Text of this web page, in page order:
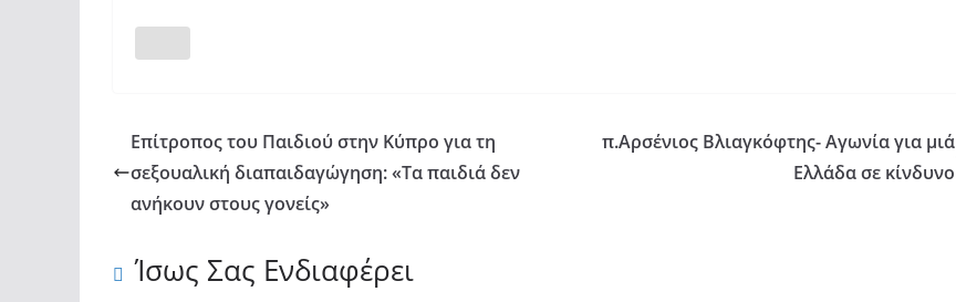
Eπίτροπος του Παιδιού στην Κύπρο για τη
σεξουαλική διαπαιδαγώγηση: «Τα παιδιά δεν
ανήκουν στους γονείς»
π.Αρσένιος Βλιαγκόφτης- Αγωνία για μιά
Ελλάδα σε κίνδυνο
Ίσως Σας Ενδιαφέρει